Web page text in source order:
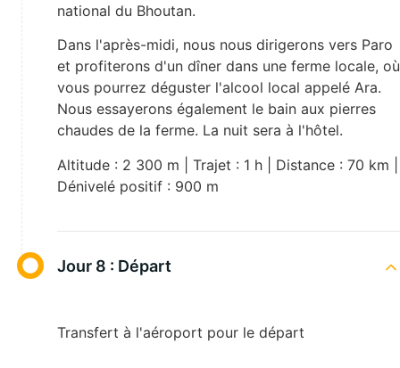
national du Bhoutan.
Dans l'après-midi, nous nous dirigerons vers Paro
et profiterons d'un dîner dans une ferme locale, où
vous pourrez déguster l'alcool local appelé Ara.
Nous essayerons également le bain aux pierres
chaudes de la ferme. La nuit sera à l'hôtel.
Altitude : 2 300 m | Trajet : 1 h | Distance : 70 km |
Dénivelé positif : 900 m
Jour 8 : Départ
Transfert à l'aéroport pour le départ